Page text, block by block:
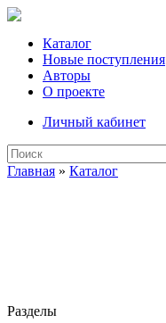
Каталог
Новые поступления
Авторы
О проекте
Личный кабинет
Главная » Каталог
Разделы